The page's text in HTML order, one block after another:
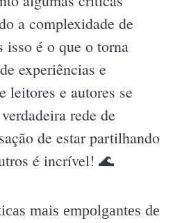
a complexidade de
isso é o que o torna
experiências e
leitores e autores se
rede de
de estar partilhando
é incrível! 🌊
mais empolgantes de